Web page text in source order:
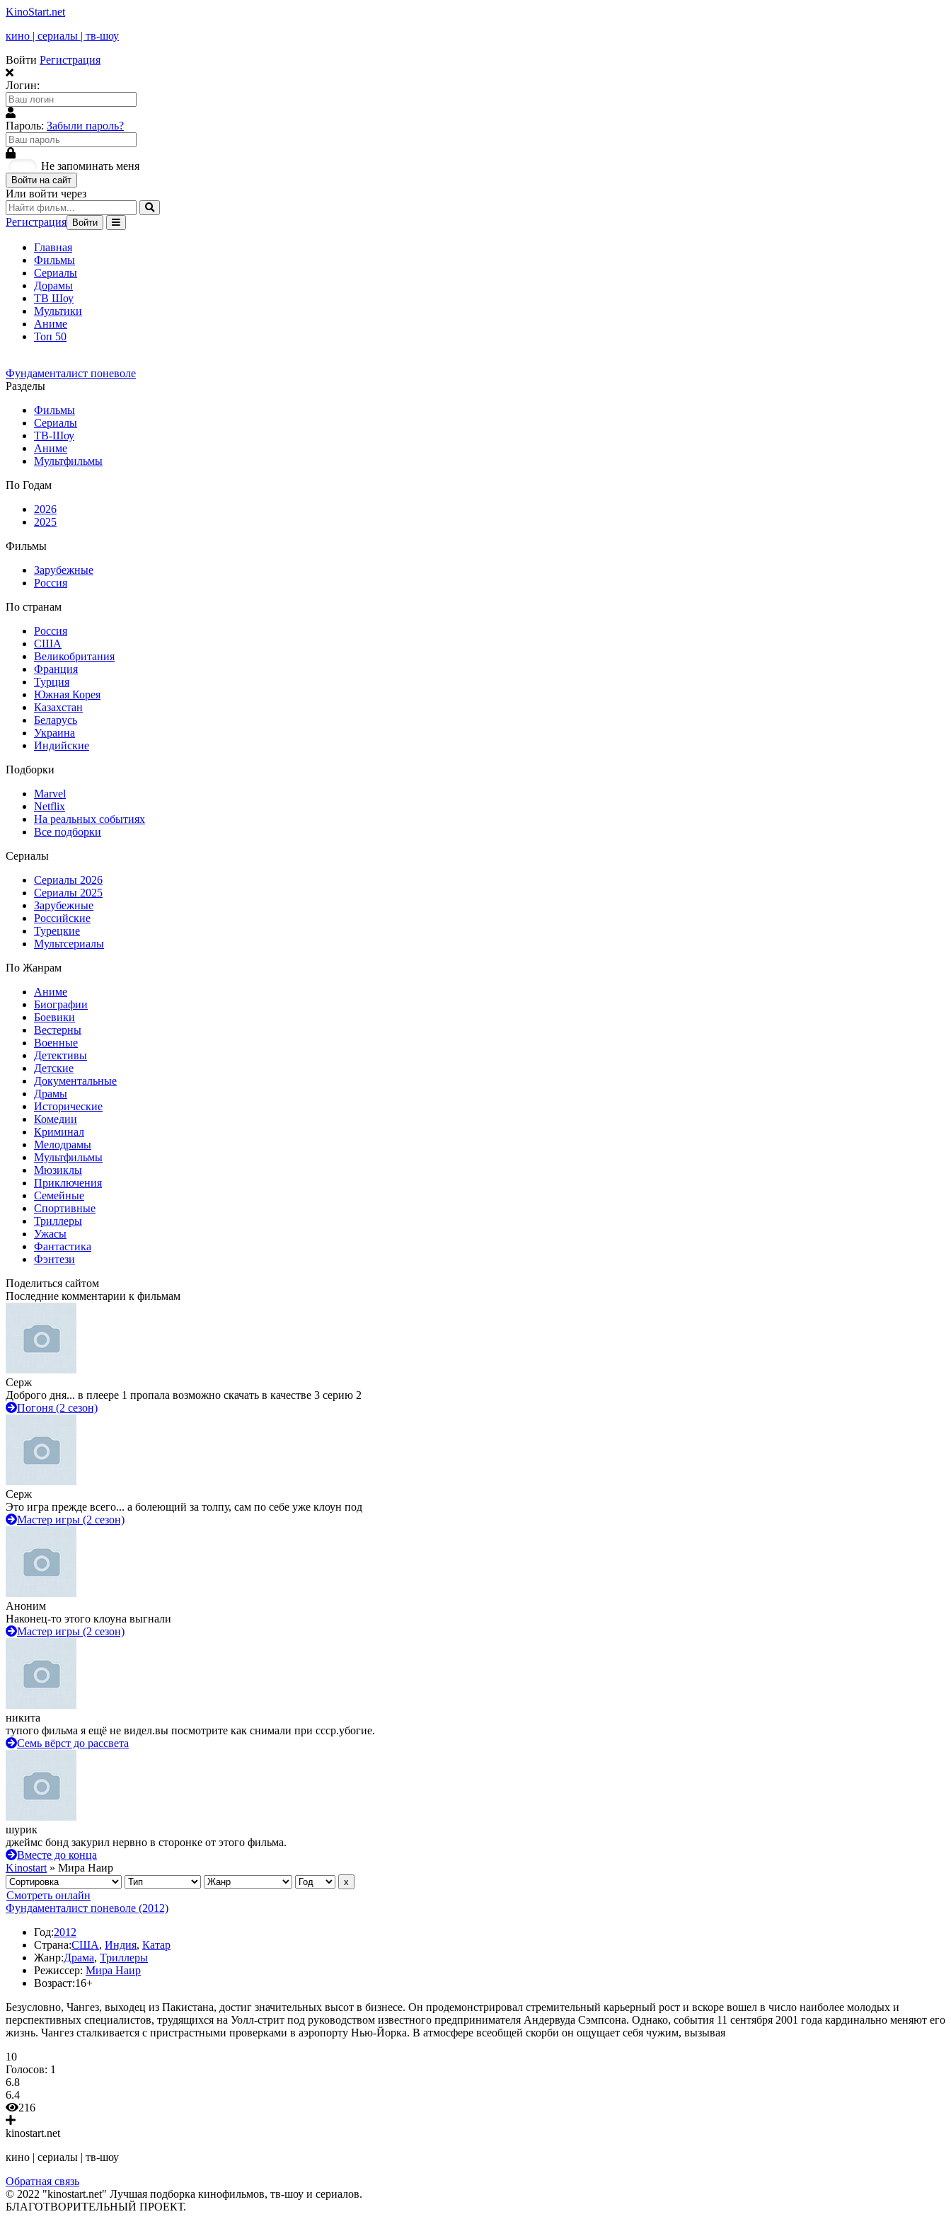
KinoStart.net
кино | сериалы | тв-шоу
Войти Регистрация
Логин:
Пароль: Забыли пароль?
Не запоминать меня
Войти на сайт
Или войти через
Регистрация Войти
Главная
Фильмы
Сериалы
Дорамы
ТВ Шоу
Мультики
Аниме
Топ 50
Фундаменталист поневоле
Разделы
Фильмы
Сериалы
ТВ-Шоу
Аниме
Мультфильмы
По Годам
2026
2025
Фильмы
Зарубежные
Россия
По странам
Россия
США
Великобритания
Франция
Турция
Южная Корея
Казахстан
Беларусь
Украина
Индийские
Подборки
Marvel
Netflix
На реальных событиях
Все подборки
Сериалы
Сериалы 2026
Сериалы 2025
Зарубежные
Российские
Турецкие
Мультсериалы
По Жанрам
Аниме
Биографии
Боевики
Вестерны
Военные
Детективы
Детские
Документальные
Драмы
Исторические
Комедии
Криминал
Мелодрамы
Мультфильмы
Мюзиклы
Приключения
Семейные
Спортивные
Триллеры
Ужасы
Фантастика
Фэнтези
Поделиться сайтом
Последние комментарии к фильмам
Серж
Доброго дня... в плеере 1 пропала возможно скачать в качестве 3 серию 2
Погоня (2 сезон)
Серж
Это игра прежде всего... а болеющий за толпу, сам по себе уже клоун под
Мастер игры (2 сезон)
Аноним
Наконец-то этого клоуна выгнали
Мастер игры (2 сезон)
никита
тупого фильма я ещё не видел.вы посмотрите как снимали при ссср.убогие.
Семь вёрст до рассвета
шурик
джеймс бонд закурил нервно в сторонке от этого фильма.
Вместе до конца
Kinostart » Мира Наир
Смотреть онлайн
Фундаменталист поневоле (2012)
Год:2012
Страна:США, Индия, Катар
Жанр:Драма, Триллеры
Режиссер: Мира Наир
Возраст:16+
Безусловно, Чангез, выходец из Пакистана, достиг значительных высот в бизнесе. Он продемонстрировал стремительный карьерный рост и вскоре вошел в число наиболее молодых и
перспективных специалистов, трудящихся на Уолл-стрит под руководством известного предпринимателя Андервуда Сэмпсона. Однако, события 11 сентября 2001 года кардинально меняют его
жизнь. Чангез сталкивается с пристрастными проверками в аэропорту Нью-Йорка. В атмосфере всеобщей скорби он ощущает себя чужим, вызывая
10
Голосов: 1
6.8
6.4
216
kinostart.net
кино | сериалы | тв-шоу
Обратная связь
© 2022 "kinostart.net" Лучшая подборка кинофильмов, тв-шоу и сериалов.
БЛАГОТВОРИТЕЛЬНЫЙ ПРОЕКТ.